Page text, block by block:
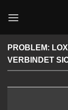
Inhalt
PROBLEM:
VERBINDET